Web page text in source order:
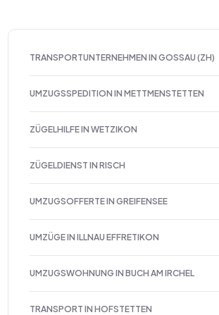
TRANSPORTUNTERNEHMEN IN GOSSAU (ZH)
UMZUGSSPEDITION IN METTMENSTETTEN
ZÜGELHILFE IN WETZIKON
ZÜGELDIENST IN RISCH
UMZUGSOFFERTE IN GREIFENSEE
UMZÜGE IN ILLNAU EFFRETIKON
UMZUGSWOHNUNG IN BUCH AM IRCHEL
TRANSPORT IN HOFSTETTEN